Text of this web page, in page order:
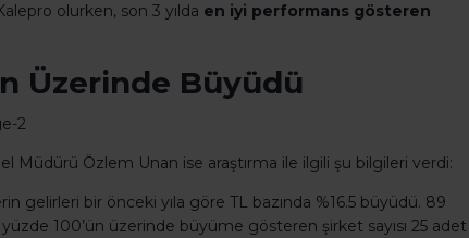
olurken, son 3 yılda en iyi performans gösteren
Üzerinde Büyüdü
Müdürü Özlem Unan ise araştırma ile ilgili şu bilgileri verdi:
gelirleri bir önceki yıla göre TL bazında %16.5 büyüdü. 89
100’ün üzerinde büyüme gösteren şirket sayısı 25 adet